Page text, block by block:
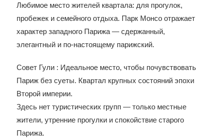
Любимое место жителей квартала: для прогулок,
пробежек и семейного отдыха. Парк Монсо отражает
характер западного Парижа — сдержанный,
элегантный и по-настоящему парижский.
Совет Гули : Идеальное место, чтобы почувствовать
Париж без суеты. Квартал крупных состояний эпохи
Второй империи.
Здесь нет туристических групп — только местные
жители, утренние прогулки и спокойствие старого
Парижа.